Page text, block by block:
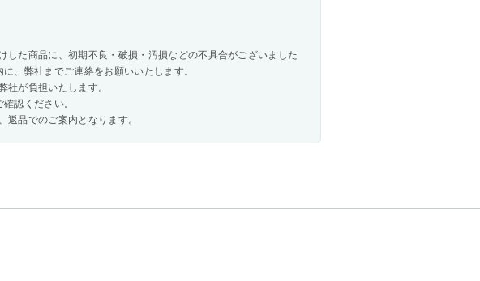
した商品に、初期不良・破損・汚損などの不具合がございました
、弊社までご連絡をお願いいたします。
が負担いたします。
認ください。
品でのご案内となります。